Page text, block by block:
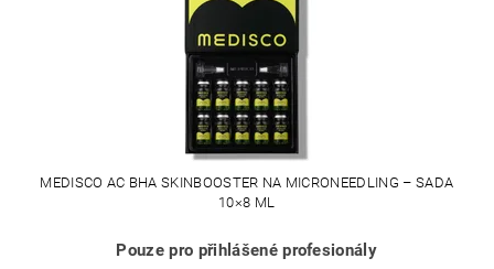
MEDISCO AC BHA SKINBOOSTER NA MICRONEEDLING – SADA
10×8 ML
Pouze pro přihlášené profesionály